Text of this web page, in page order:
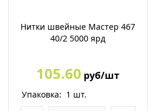
Нитки швейные Мастер 467
40/2 5000 ярд
105.60 руб/шт
Упаковка: 1 шт.